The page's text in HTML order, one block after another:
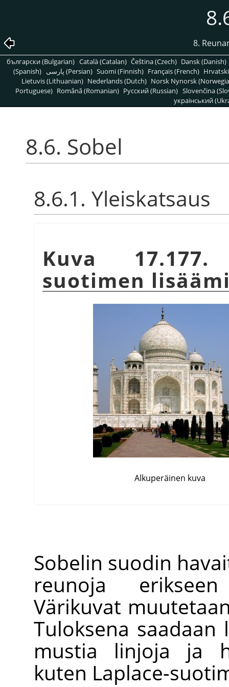
8.
български (Bulgarian) Català (Catalan) Čeština (Czech) Dansk (Danish)
(Spanish)
پارسی (Persian) Suomi (Finnish) Français (French)
Lietuvis (Lithuanian) Nederlands (Dutch) Norsk Nynorsk
Portuguese) Română (Romanian) Pусский (Russian) Slovenčina
український
8.6. Sobel
8.6.1. Yleiskatsaus
Kuva
suotimen
Alkuperäinen kuva
Sobelin suodin
reunoja
Värikuvat
Tuloksena saadaan
mustia linjoja ja
kuten Laplace-